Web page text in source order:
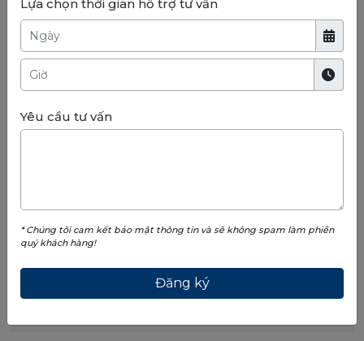
thống tiện ích đẳng cấp và tiềm năng phát triển mạnh
mẽ,Vinhomes Wonder Cityđang trở thành lựa chọn
đầu tư hấp dẫn bậc nhất hiện nay.
THÀNH PHỐ CỦA NHỮNG TRẢI NGHIỆM THỜI THƯỢNG
- WONDER CITY
Lựa chọn thời gian hỗ trợ tư vấn
Yêu cầu tư vấn
* Chúng tôi cam kết bảo mật thông tin và sẽ không spam làm phiền
quý khách hàng!